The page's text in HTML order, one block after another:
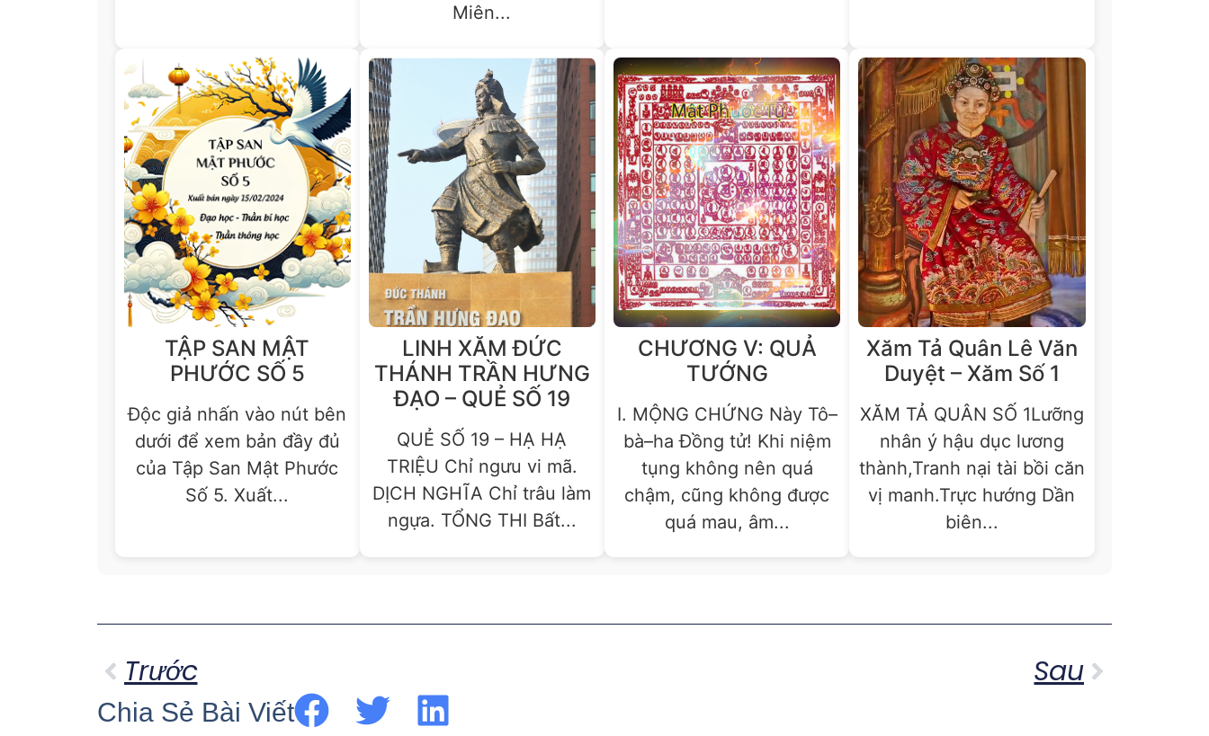
Miên...
TẬP SAN MẬT
PHƯỚC SỐ 5
Độc giả nhấn vào nút bên
dưới để xem bản đầy đủ
của Tập San Mật Phước
Số 5. Xuất...
LINH XĂM ĐỨC
THÁNH TRẦN HƯNG
ĐẠO – QUẺ SỐ 19
QUẺ SỐ 19 – HẠ HẠ
TRIỆU Chỉ ngưu vi mã.
DỊCH NGHĨA Chỉ trâu làm
ngựa. TỔNG THI Bất...
CHƯƠNG V: QUẢ
TƯỚNG
I. MỘNG CHỨNG Này Tô–
bà–ha Đồng tử! Khi niệm
tụng không nên quá
chậm, cũng không được
quá mau, âm...
Xăm Tả Quân Lê Văn
Duyệt – Xăm Số 1
XĂM TẢ QUÂN SỐ 1Lưỡng
nhân ý hậu dục lương
thành,Tranh nại tài bồi căn
vị manh.Trực hướng Dần
biên...
Trước Sau
Chia Sẻ Bài Viết